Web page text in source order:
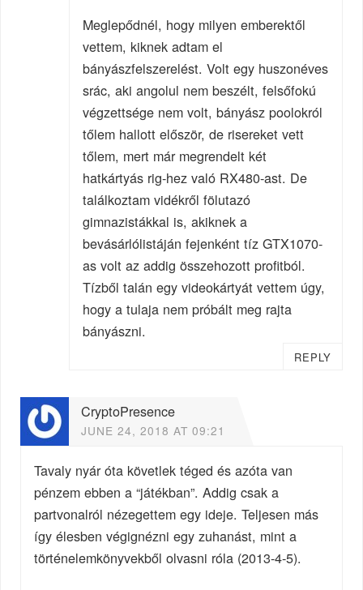
Meglepődnél, hogy milyen emberektől
vettem, kiknek adtam el
bányászfelszerelést. Volt egy huszonéves
srác, aki angolul nem beszélt, felsőfokú
végzettsége nem volt, bányász poolokról
tőlem hallott először, de risereket vett
tőlem, mert már megrendelt két
hatkártyás rig-hez való RX480-ast. De
találkoztam vidékről fölutazó
gimnazistákkal is, akiknek a
bevásárlólistáján fejenként tíz GTX1070-
as volt az addig összehozott profitból.
Tízből talán egy videokártyát vettem úgy,
hogy a tulaja nem próbált meg rajta
bányászni.
REPLY
CryptoPresence
JUNE 24, 2018 AT 09:21
Tavaly nyár óta követlek téged és azóta van
pénzem ebben a “játékban”. Addig csak a
partvonalról nézegettem egy ideje. Teljesen más
így élesben végignézni egy zuhanást, mint a
történelemkönyvekből olvasni róla (2013-4-5).